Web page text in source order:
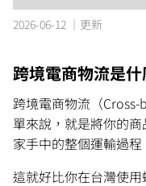
2026-06-12 ｜更新
跨境電商物流是什
跨境電商物流（
單來說，就是將你的
家手中的整個運輸過程
這就好比你在台灣使